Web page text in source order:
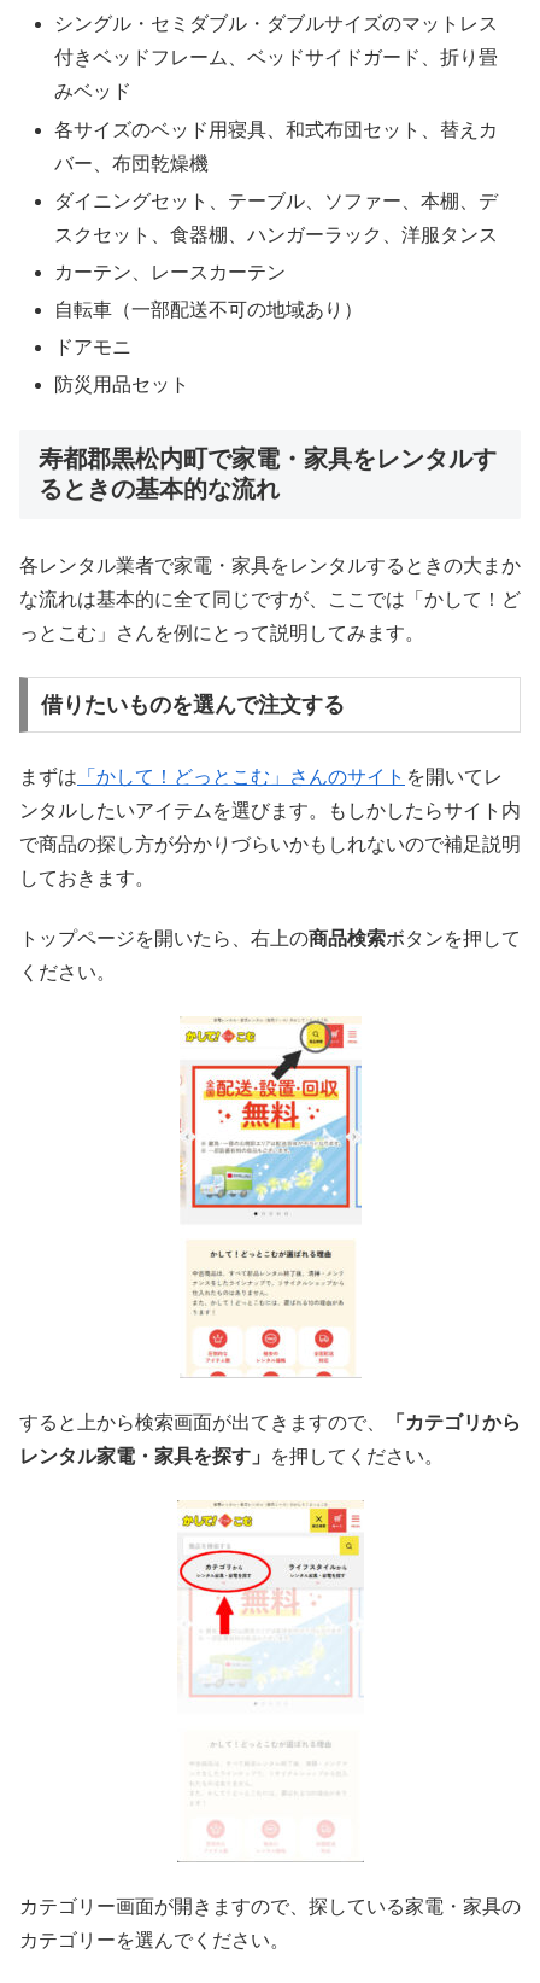
シングル・セミダブル・ダブルサイズのマットレス
付きベッドフレーム、ベッドサイドガード、折り畳
みベッド
各サイズのベッド用寝具、和式布団セット、替えカ
バー、布団乾燥機
ダイニングセット、テーブル、ソファー、本棚、デ
スクセット、食器棚、ハンガーラック、洋服タンス
カーテン、レースカーテン
自転車（一部配送不可の地域あり）
ドアモニ
防災用品セット
寿都郡黒松内町で家電・家具をレンタルす
るときの基本的な流れ
各レンタル業者で家電・家具をレンタルするときの大まか
な流れは基本的に全て同じですが、ここでは「かして！ど
っとこむ」さんを例にとって説明してみます。
借りたいものを選んで注文する
まずは 「かして！どっとこむ」さんのサイト を開いてレ
ンタルしたいアイテムを選びます。もしかしたらサイト内
で商品の探し方が分かりづらいかもしれないので補足説明
しておきます。
トップページを開いたら、右上の商品検索ボタンを押して
ください。
すると上から検索画面が出てきますので、
「カテゴリから
レンタル家電・家具を探す」
を押してください。
カテゴリー画面が開きますので、探している家電・家具の
カテゴリーを選んでください。